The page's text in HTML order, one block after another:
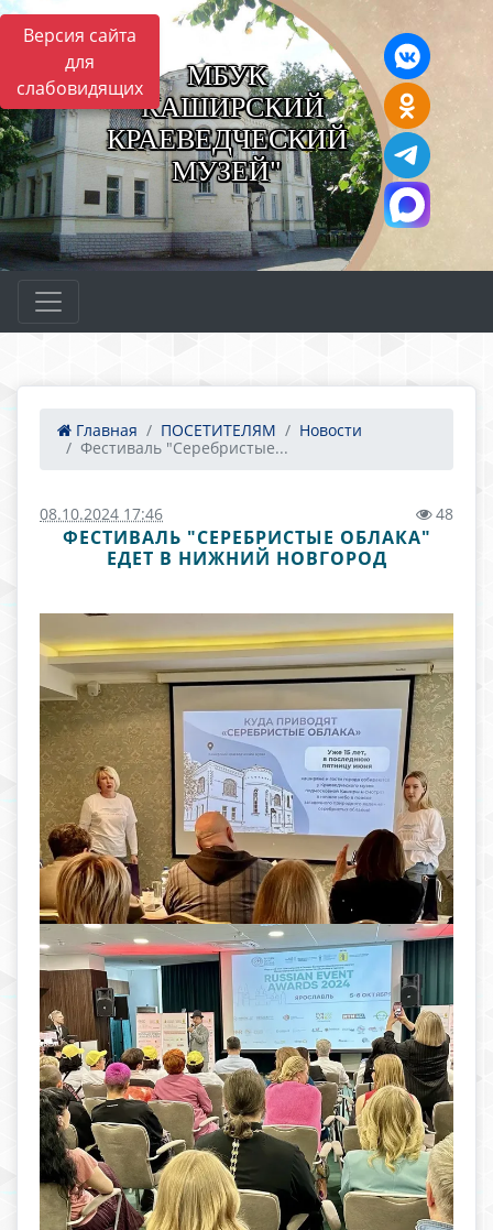
Версия сайта
для
слабовидящих
МБУК
"КАШИРСКИЙ
КРАЕВЕДЧЕСКИЙ
МУЗЕЙ"
Главная ПОСЕТИТЕЛЯМ
Новости
Фестиваль "Серебристые...
08.10.2024 17:46 48
ФЕСТИВАЛЬ "СЕРЕБРИСТЫЕ ОБЛАКА"
ЕДЕТ В НИЖНИЙ НОВГОРОД